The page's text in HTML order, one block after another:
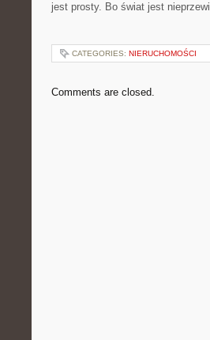
jest prosty. Bo świat jest
CATEGORIES: NIERUCHOMOŚCI
Comments are closed.